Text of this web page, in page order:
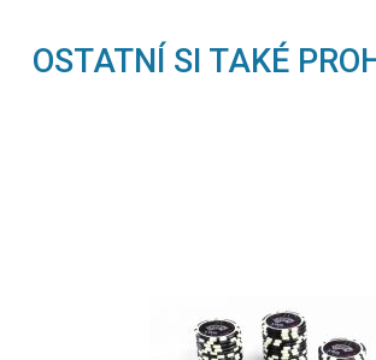
OSTATNÍ SI TAKÉ